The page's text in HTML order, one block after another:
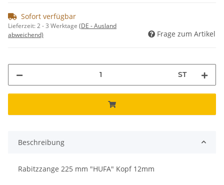
Sofort verfügbar
Lieferzeit:2 - 3 Werktage (DE - Ausland
abweichend)
Frage zum Artikel
ST
Beschreibung
Rabitzzange 225 mm "HUFA" Kopf 12mm